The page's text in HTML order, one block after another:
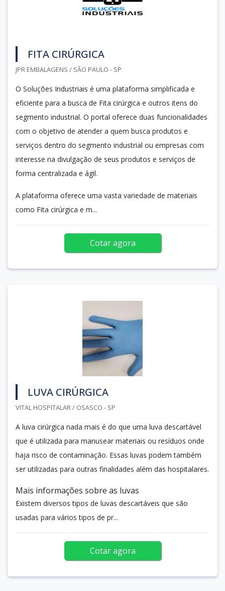
FITA CIRÚRGICA
JPR EMBALAGENS / SÃO PAULO - SP
O Soluções Industriais é uma plataforma simplificada e
eficiente para a busca de Fita cirúrgica e outros itens do
segmento industrial. O portal oferece duas funcionalidades
com o objetivo de atender a quem busca produtos e
serviços dentro do segmento industrial ou empresas com
interesse na divulgação de seus produtos e serviços de
forma centralizada e ágil.
A plataforma oferece uma vasta variedade de materiais
como Fita cirúrgica e m...
Cotar agora
LUVA CIRÚRGICA
VITAL HOSPITALAR / OSASCO - SP
A luva cirúrgica nada mais é do que uma luva descartável
que é utilizada para manusear materiais ou resíduos onde
haja risco de contaminação. Essas luvas podem também
ser utilizadas para outras finalidades além das hospitalares.
Mais informações sobre as luvas
Existem diversos tipos de luvas descartáveis que são
usadas para vários tipos de pr...
Cotar agora